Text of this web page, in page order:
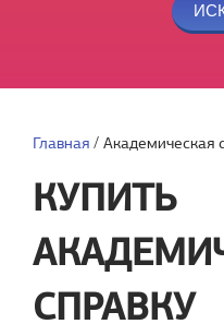
Главная / Академическая
КУПИТЬ
СПРАВКУ